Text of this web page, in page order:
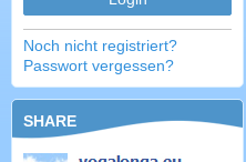
Noch nicht registriert?
Passwort vergessen?
SHARE